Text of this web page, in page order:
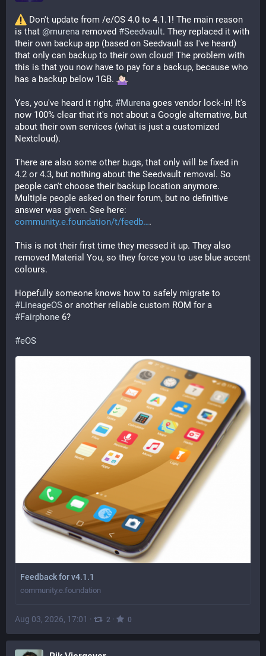
Don't update from /e/OS 4.0 to 4.1.1! The main reason
is that @murena removed #Seedvault. They replaced it with
their own backup app (based on Seedvault as I've heard)
that only can backup to their own cloud! The problem with
this is that you now have to pay for a backup, because who
has a backup below 1GB.
Yes, you've heard it right, #Murena goes vendor lock-in! It's
now 100% clear that it's not about a Google alternative, but
about their own services (what is just a customized
Nextcloud).
There are also some other bugs, that only will be fixed in
4.2 or 4.3, but nothing about the Seedvault removal. So
people can't choose their backup location anymore.
Multiple people asked on their forum, but no definitive
answer was given. See here:
community.e.foundation/t/feedb
.
This is not their first time they messed it up. They also
removed Material You, so they force you to use blue accent
colours.
#LineageOS
#Fairphone 6?
#eOS
Feedback for v4.1.1
community.e.foundation
Aug 03, 2026, 17:01 · 2 · 0